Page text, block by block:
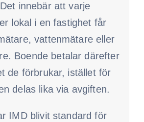
innebär att varje
lokal i en fastighet får
vattenmätare eller
Boende betalar därefter
de förbrukar, istället för
delas lika via avgiften.
IMD blivit standard för